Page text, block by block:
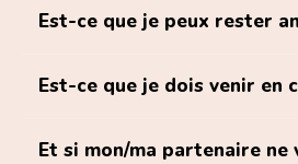
relations plus sécurisantes et
Est-ce que je peux rester
anonymes
Est-ce que je dois venir en
Et si mon/ma partenaire ne